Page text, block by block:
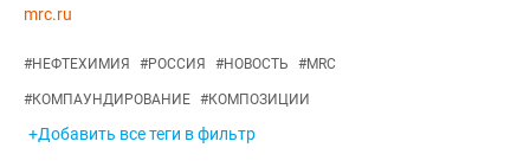
mrc.ru
#НЕФТЕХИМИЯ #РОССИЯ #НОВОСТЬ #MRC
#КОМПАУНДИРОВАНИЕ #КОМПОЗИЦИИ
+Добавить все теги в фильтр